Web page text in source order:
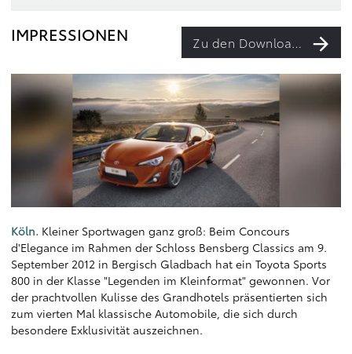
IMPRESSIONEN Zu den Downloads
Köln. Kleiner Sportwagen ganz groß: Beim Concours
d'Elegance im Rahmen der Schloss Bensberg Classics am 9.
September 2012 in Bergisch Gladbach hat ein Toyota Sports
800 in der Klasse "Legenden im Kleinformat" gewonnen. Vor
der prachtvollen Kulisse des Grandhotels präsentierten sich
zum vierten Mal klassische Automobile, die sich durch
besondere Exklusivität auszeichnen.